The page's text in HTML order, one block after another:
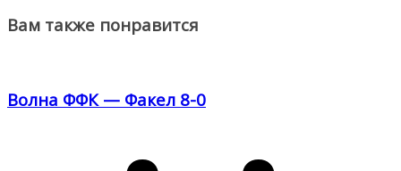
Вам также понравится
Волна ФФК — Факел 8-0